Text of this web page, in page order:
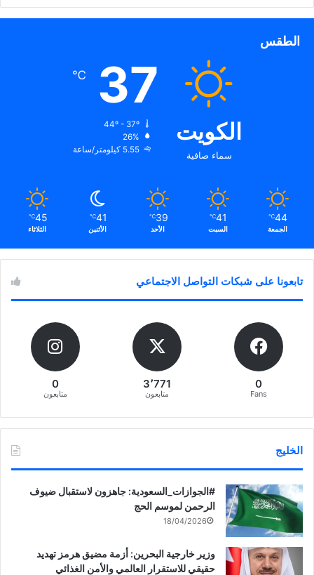
الطقس
الكويت
سماء صافية
37
℃
26%
5.55 كيلومتر/ساعة
44
℃
الجمعة
41
℃
السبت
39
℃
الأحد
41
℃
الأثنين
45
℃
الثلاثاء
تابعونا على شبكات التواصل الاجتماعي
0
Fans
3٬771
متابعون
0
متابعون
الخليج
‏‎#الجوازات_السعودية: جاهزون لاستقبال ضيوف
الرحمن لموسم الحج
18/04/2026
وزير خارجية البحرين: أزمة مضيق هرمز تهديد
حقيقي للاستقرار العالمي والأمن الغذائي